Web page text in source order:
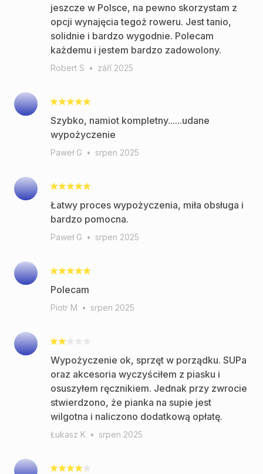
jeszcze w Polsce, na pewno skorzystam z
opcji wynajęcia tegoż roweru. Jest tanio,
solidnie i bardzo wygodnie. Polecam
każdemu i jestem bardzo zadowolony.
Robert S • září 2025
Szybko, namiot kompletny......udane
wypożyczenie
Paweł G • srpen 2025
Łatwy proces wypożyczenia, miła obsługa i
bardzo pomocna.
Paweł G • srpen 2025
Polecam
Piotr M • srpen 2025
Wypożyczenie ok, sprzęt w porządku. SUPa
oraz akcesoria wyczyściłem z piasku i
osuszyłem ręcznikiem. Jednak przy zwrocie
stwierdzono, że pianka na supie jest
wilgotna i naliczono dodatkową opłatę.
Łukasz K • srpen 2025